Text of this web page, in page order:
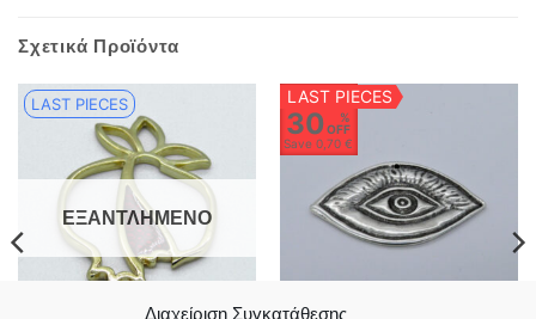
Διαχείριση Συγκατάθεσης
Σχετικά Προϊόντα
LAST PIECES
ΕΞΑΝΤΛΗΜΈΝΟ
LAST PIECES
30
%
OFF
Save0,70 €